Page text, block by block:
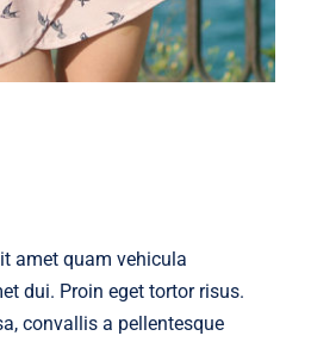
amet quam vehicula
dui. Proin eget tortor risus.
convallis a pellentesque